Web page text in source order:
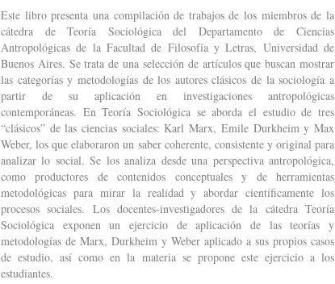
Este libro presenta una compilación de trabajos de los miembros de la
cátedra de Teoría Sociológica del Departamento de Ciencias
Antropológicas de la Facultad de Filosofía y Letras, Universidad de
Buenos Aires. Se trata de una selección de artículos que buscan mostrar
las categorías y metodologías de los autores clásicos de la sociología a
partir de su aplicación en investigaciones antropológicas
contemporáneas. En Teoría Sociológica se aborda el estudio de tres
“clásicos” de las ciencias sociales: Karl Marx, Emile Durkheim y Max
Weber, los que elaboraron un saber coherente, consistente y original para
analizar lo social. Se los analiza desde una perspectiva antropológica,
como productores de contenidos conceptuales y de herramientas
metodológicas para mirar la realidad y abordar científicamente los
procesos sociales. Los docentes-investigadores de la cátedra Teoría
Sociológica exponen un ejercicio de aplicación de las teorías y
metodologías de Marx, Durkheim y Weber aplicado a sus propios casos
de estudio, así como en la materia se propone este ejercicio a los
estudiantes.